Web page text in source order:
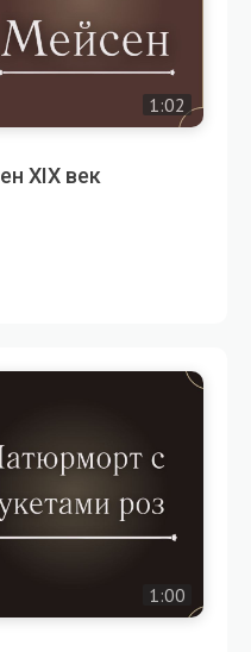
1:02
XIX век
1:00